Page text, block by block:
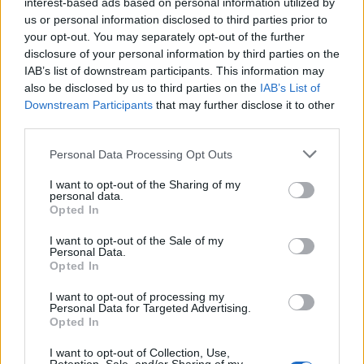
us or personal information disclosed to third parties prior to
your opt-out. You may separately opt-out of the further
disclosure of your personal information by third parties on the
IAB’s list of downstream participants. This information may
also be disclosed by us to third parties on the IAB’s List of
Downstream Participants that may further disclose it to other
Personal Data Processing Opt Outs
I want to opt-out of the Sharing of my
personal data.
Opted In
I want to opt-out of the Sale of my
Personal Data.
Opted In
I want to opt-out of processing my
Personal Data for Targeted Advertising.
Opted In
I want to opt-out of Collection, Use,
воздржаност. Австралија со децении не успеа
да се помири со своето домородно население,
кое живее таму приближно 50.000 години и
било маргинализирано од британските
колонијални владетели.
милиони луѓе, но тие се снаоѓаат лошо според
непропорционално повисоки стапки на
самоубиства и затворање.
© Vecer.mk, правата за текстот се на редакцијата
„руско сафари“ ВИДЕО